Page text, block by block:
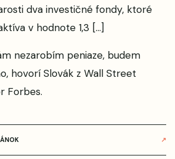
dva investičné fondy, ktoré
v hodnote 1,3 […]
nezarobím peniaze, budem
hovorí Slovák z Wall Street
Forbes.
↗